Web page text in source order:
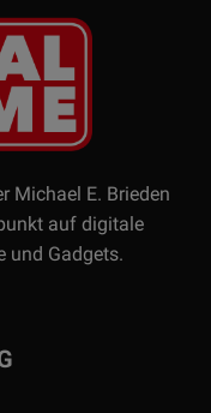
Michael E. Brieden
auf digitale
und Gadgets.